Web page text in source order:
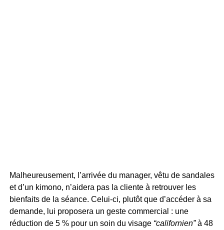
Malheureusement, l’arrivée du manager, vêtu de sandales
et d’un kimono, n’aidera pas la cliente à retrouver les
bienfaits de la séance. Celui-ci, plutôt que d’accéder à sa
demande, lui proposera un geste commercial : une
réduction de 5 % pour un soin du visage“californien”à 48